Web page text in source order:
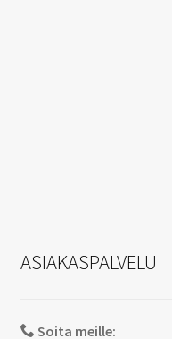
ASIAKASPALVELU
Soita meille: